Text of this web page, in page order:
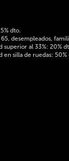
dto.
desempleados,
superior al 33%: 20%
en silla de ruedas: